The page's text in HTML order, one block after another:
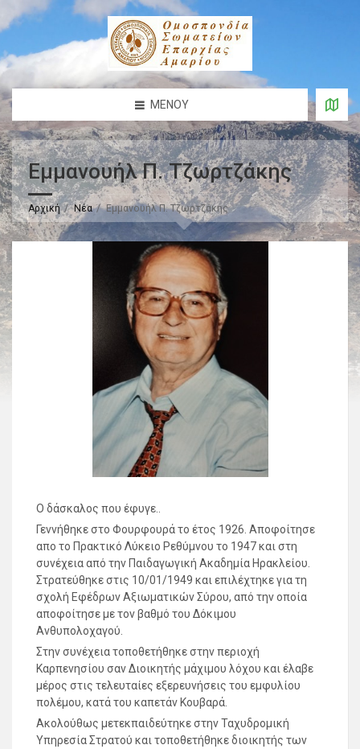
ΜΕΝΟΎ
Εμμανουήλ Π. Τζωρτζάκης
Αρχική Νέα Εμμανουήλ Π. Τζωρτζάκης
Ο δάσκαλος που έφυγε..
Γεννήθηκε στο Φουρφουρά το έτος 1926. Αποφοίτησε
απο το Πρακτικό Λύκειο Ρεθύμνου το 1947 και στη
συνέχεια από την Παιδαγωγική Ακαδημία Ηρακλείου.
Στρατεύθηκε στις 10/01/1949 και επιλέχτηκε για τη
σχολή Εφέδρων Αξιωματικών Σύρου, από την οποία
αποφοίτησε με τον βαθμό του Δόκιμου
Ανθυπολοχαγού.
Στην συνέχεια τοποθετήθηκε στην περιοχή
Καρπενησίου σαν Διοικητής μάχιμου λόχου και έλαβε
μέρος στις τελευταίες εξερευνήσεις του εμφυλίου
πολέμου, κατά του καπετάν Κουβαρά.
Ακολούθως μετεκπαιδεύτηκε στην Ταχυδρομική
Υπηρεσία Στρατού και τοποθετήθηκε διοικητής των